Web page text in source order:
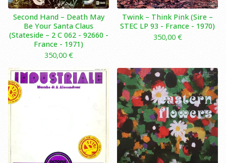
Second Hand – Death May
Be Your Santa Claus
(Stateside – 2 C 062 - 92660 -
France - 1971)
350,00 €
Twink – Think Pink (Sire –
STEC LP 93 - France - 1970)
350,00 €